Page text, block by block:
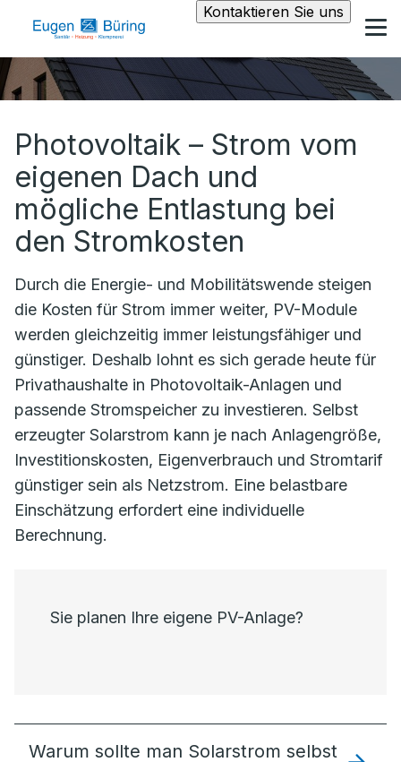
Kontaktieren Sie uns
Photovoltaik – Strom vom
eigenen Dach und
mögliche Entlastung bei
den Stromkosten
Durch die Energie- und Mobilitätswende steigen
die Kosten für Strom immer weiter, PV-Module
werden gleichzeitig immer leistungsfähiger und
günstiger. Deshalb lohnt es sich gerade heute für
Privathaushalte in Photovoltaik-Anlagen und
passende Stromspeicher zu investieren. Selbst
erzeugter Solarstrom kann je nach Anlagengröße,
Investitionskosten, Eigenverbrauch und Stromtarif
günstiger sein als Netzstrom. Eine belastbare
Einschätzung erfordert eine individuelle
Berechnung.
Sie planen Ihre eigene PV-Anlage?
Warum sollte man Solarstrom selbst